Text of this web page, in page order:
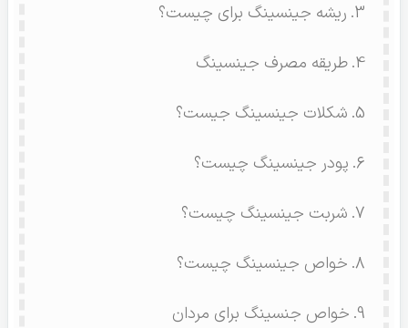
ریشه جینسینگ برای چیست؟
طریقه مصرف جینسینگ
شکلات جینسینگ جیست؟
پودر جینسینگ چیست؟
شربت جینسینگ چیست؟
خواص جینسینگ چیست؟
خواص جنسینگ برای مردان